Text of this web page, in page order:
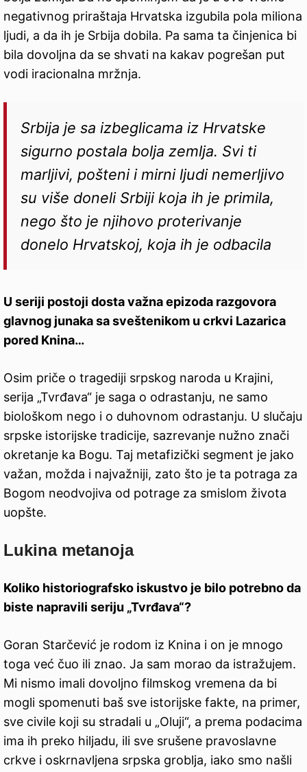
negativnog priraštaja Hrvatska izgubila pola miliona
ljudi, a da ih je Srbija dobila. Pa sama ta činjenica bi
bila dovoljna da se shvati na kakav pogrešan put
vodi iracionalna mržnja.
Srbija je sa izbeglicama iz Hrvatske
sigurno postala bolja zemlja. Svi ti
marljivi, pošteni i mirni ljudi nemerljivo
su više doneli Srbiji koja ih je primila,
nego što je njihovo proterivanje
donelo Hrvatskoj, koja ih je odbacila
U seriji postoji dosta važna epizoda razgovora
glavnog junaka sa sveštenikom u crkvi Lazarica
pored Knina…
Osim priče o tragediji srpskog naroda u Krajini,
serija „Tvrđava“ je saga o odrastanju, ne samo
biološkom nego i o duhovnom odrastanju. U slučaju
srpske istorijske tradicije, sazrevanje nužno znači
okretanje ka Bogu. Taj metafizički segment je jako
važan, možda i najvažniji, zato što je ta potraga za
Bogom neodvojiva od potrage za smislom života
uopšte.
Lukina metanoja
Koliko historiografsko iskustvo je bilo potrebno da
biste napravili seriju „Tvrđava“?
Goran Starčević je rodom iz Knina i on je mnogo
toga već čuo ili znao. Ja sam morao da istražujem.
Mi nismo imali dovoljno filmskog vremena da bi
mogli spomenuti baš sve istorijske fakte, na primer,
sve civile koji su stradali u „Oluji“, a prema podacima
ima ih preko hiljadu, ili sve srušene pravoslavne
crkve i oskrnavljena srpska groblja, iako smo našli